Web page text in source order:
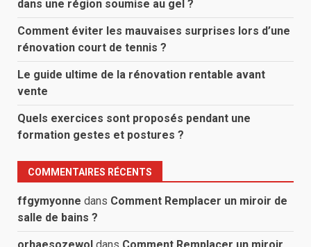
dans une région soumise au gel ?
Comment éviter les mauvaises surprises lors d’une
rénovation court de tennis ?
Le guide ultime de la rénovation rentable avant
vente
Quels exercices sont proposés pendant une
formation gestes et postures ?
COMMENTAIRES RÉCENTS
ffgymyonne dans Comment Remplacer un miroir de
salle de bains ?
orhaesozewol dans Comment Remplacer un miroir